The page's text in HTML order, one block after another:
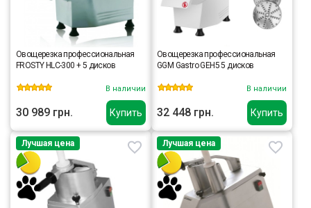
Купить
Овощерезка профессиональная
FROSTY HLC-300 + 5 дисков
В наличии
30 989 грн. Купить
Овощерезка профессиональная
GGM Gastro GEH5 5 дисков
В наличии
32 448 грн.
Лучшая цена Лучшая цена